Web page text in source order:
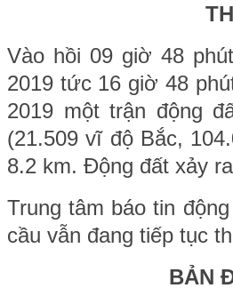
Vào hồi 09 giờ 48
2019 tức 16 giờ 48
2019 một trận động
(21.509 vĩ độ Bắc,
8.2 km. Động đất xảy
Trung tâm báo tin
cầu vẫn đang tiếp tục
BẢN